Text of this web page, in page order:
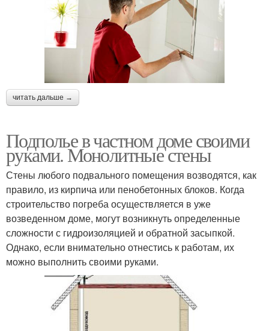
читать дальше →
Подполье в частном доме своими
руками. Монолитные стены
Стены любого подвального помещения возводятся, как
правило, из кирпича или пенобетонных блоков. Когда
строительство погреба осуществляется в уже
возведенном доме, могут возникнуть определенные
сложности с гидроизоляцией и обратной засыпкой.
Однако, если внимательно отнестись к работам, их
можно выполнить своими руками.